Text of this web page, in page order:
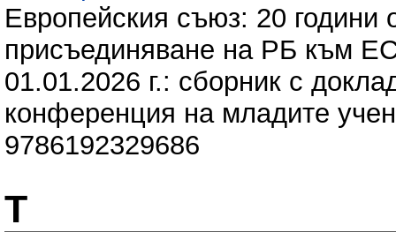
Европейския съюз: 20 години
присъединяване на РБ към
01.01.2026 г.: сборник с
конференция на младите
9786192329686
Т